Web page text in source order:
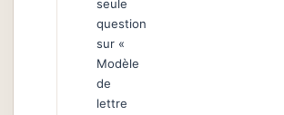
seule
question
sur «
Modèle
de
lettre